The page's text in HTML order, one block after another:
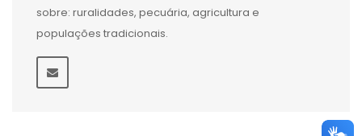
sobre: ruralidades, pecuária, agricultura e
populações tradicionais.